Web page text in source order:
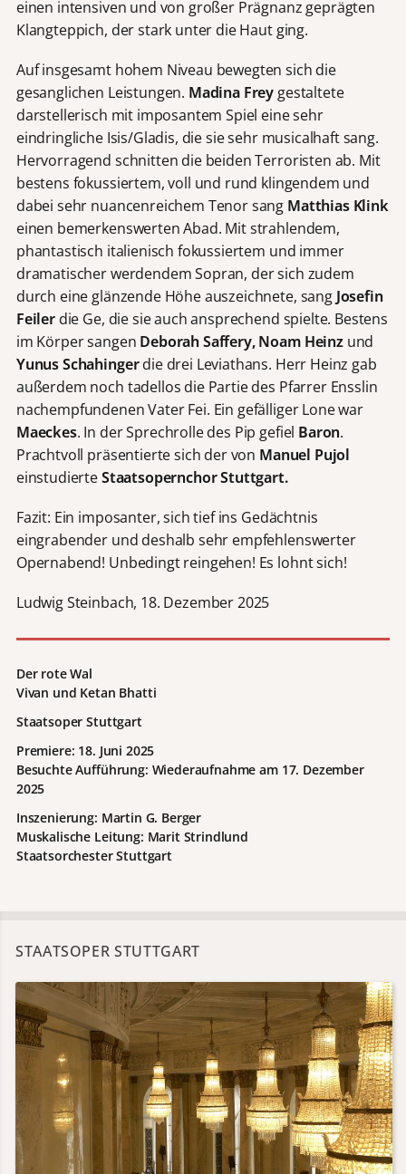
einen intensiven und von großer Prägnanz geprägten
Klangteppich, der stark unter die Haut ging.
Auf insgesamt hohem Niveau bewegten sich die
gesanglichen Leistungen. Madina Frey gestaltete
darstellerisch mit imposantem Spiel eine sehr
eindringliche Isis/Gladis, die sie sehr musicalhaft sang.
Hervorragend schnitten die beiden Terroristen ab. Mit
bestens fokussiertem, voll und rund klingendem und
dabei sehr nuancenreichem Tenor sang Matthias Klink
einen bemerkenswerten Abad. Mit strahlendem,
phantastisch italienisch fokussiertem und immer
dramatischer werdendem Sopran, der sich zudem
durch eine glänzende Höhe auszeichnete, sang Josefin
Feilerdie Ge, die sie auch ansprechend spielte. Bestens
im Körper sangen Deborah Saffery, Noam Heinzund
Yunus Schahingerdie drei Leviathans. Herr Heinz gab
außerdem noch tadellos die Partie des Pfarrer Ensslin
nachempfundenen Vater Fei. Ein gefälliger Lone war
Maeckes. In der Sprechrolle des Pip gefiel Baron.
Prachtvoll präsentierte sich der von Manuel Pujol
einstudierteStaatsopernchor Stuttgart.
Fazit: Ein imposanter, sich tief ins Gedächtnis
eingrabender und deshalb sehr empfehlenswerter
Opernabend! Unbedingt reingehen! Es lohnt sich!
Ludwig Steinbach, 18. Dezember 2025
Der rote Wal
Vivan und Ketan Bhatti
Staatsoper Stuttgart
Premiere: 18. Juni 2025
Besuchte Aufführung: Wiederaufnahme am 17. Dezember
2025
Inszenierung: Martin G. Berger
Muskalische Leitung: Marit Strindlund
Staatsorchester Stuttgart
STAATSOPER STUTTGART